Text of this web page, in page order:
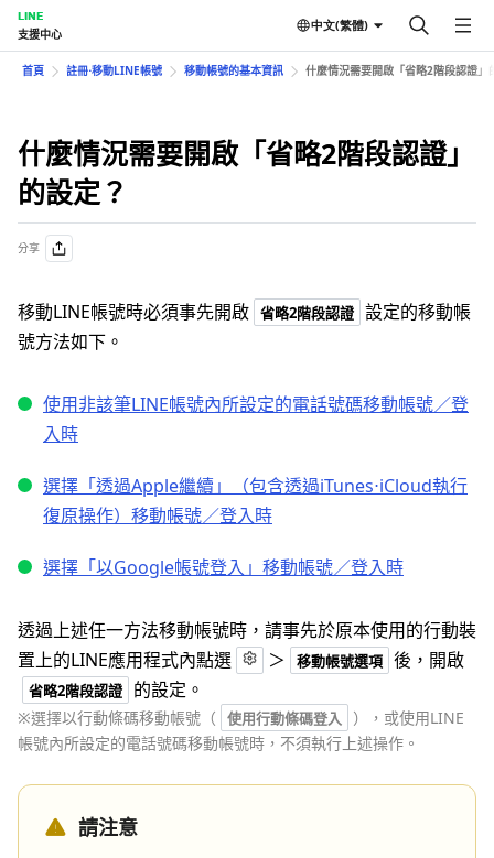
LINE
支援中心
中文(繁體)
首頁 註冊⋅移動LINE帳號 移動帳號的基本資訊 什麼情況需要開啟「省略2階段認證」
什麼情況需要開啟「省略2階段認證」
的設定？
分享
移動LINE帳號時必須事先開啟 省略2階段認證 設定的移動帳
號方法如下。
使用非該筆LINE帳號內所設定的電話號碼移動帳號／登
入時
選擇「透過Apple繼續」（包含透過iTunes⋅iCloud執行
復原操作）移動帳號／登入時
選擇「以Google帳號登入」移動帳號／登入時
透過上述任一方法移動帳號時，請事先於原本使用的行動裝
置上的LINE應用程式內點選
＞ 移動帳號選項 後，開啟
省略2階段認證 的設定。
※選擇以行動條碼移動帳號（ 使用行動條碼登入
），或使用LINE
帳號內所設定的電話號碼移動帳號時，不須執行上述操作。
請注意